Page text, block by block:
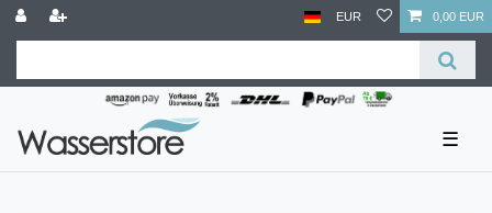
EUR 0,00 EUR
☰